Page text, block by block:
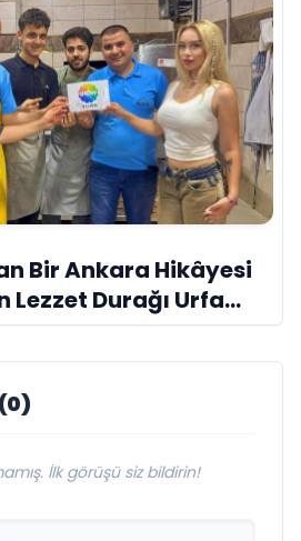
Bir Ankara Hikâyesi
Lezzet Durağı Urfa
İlk görüşü siz bildirin!